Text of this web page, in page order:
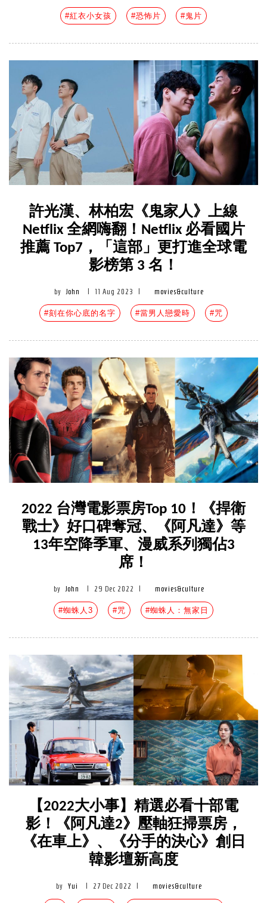
#紅衣小女孩 #恐怖片 #鬼片
許光漢、林柏宏《鬼家人》上線
Netflix 全網嗨翻！Netflix 必看國片
推薦 Top7，「這部」更打進全球電
影榜第 3 名！
by John 11 Aug 2023 movies&culture
#刻在你心底的名字 #當男人戀愛時 #咒
2022 台灣電影票房Top 10！《捍衛
戰士》好口碑奪冠、《阿凡達》等
13年空降季軍、漫威系列獨佔3
席！
by John 29 Dec 2022 movies&culture
#蜘蛛人3 #咒 #蜘蛛人：無家日
【2022大小事】精選必看十部電
影！《阿凡達2》壓軸狂掃票房，
《在車上》、《分手的決心》創日
韓影壇新高度
by Yui 27 Dec 2022 movies&culture